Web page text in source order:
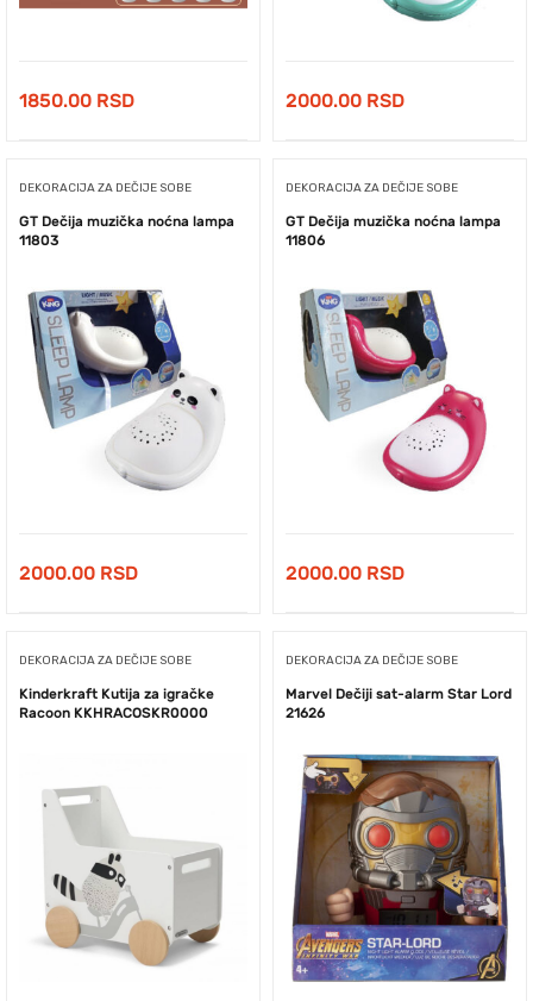
1850.00 RSD 2000.00 RSD
DEKORACIJA ZA DEČIJE SOBE
GT Dečija muzička noćna lampa
11803
2000.00 RSD
DEKORACIJA ZA DEČIJE SOBE
GT Dečija muzička noćna lampa
11806
2000.00 RSD
DEKORACIJA ZA DEČIJE SOBE
Kinderkraft Kutija za igračke
Racoon KKHRACOSKR0000
DEKORACIJA ZA DEČIJE SOBE
Marvel Dečiji sat-alarm Star Lord
21626